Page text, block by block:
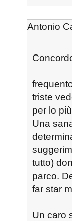
Antonio
triste
per lo
Una
tutto)
parco.
far star
Un caro